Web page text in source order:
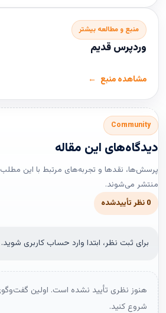
منبع و مطالعه بیشتر
وردپرس قدیم
مشاهده منبع
Community
دیدگاه‌های این مقاله
پرسش‌ها، نقدها و تجربه‌های مرتبط با این
منتشر می‌شوند.
0 نظر تأییدشده
برای ثبت نظر، ابتدا وارد حساب کاربری شوید.
هنوز نظری تأیید نشده است. اولین
شروع کنید.